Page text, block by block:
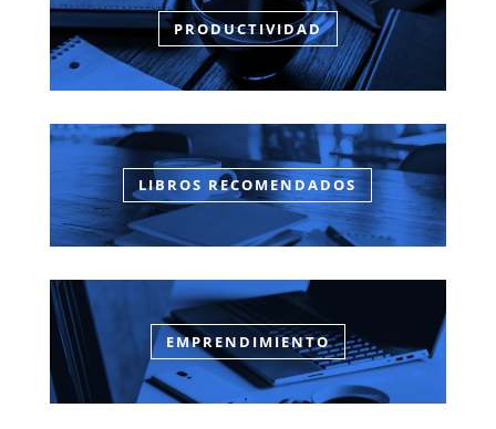
PRODUCTIVIDAD
LIBROS RECOMENDADOS
EMPRENDIMIENTO